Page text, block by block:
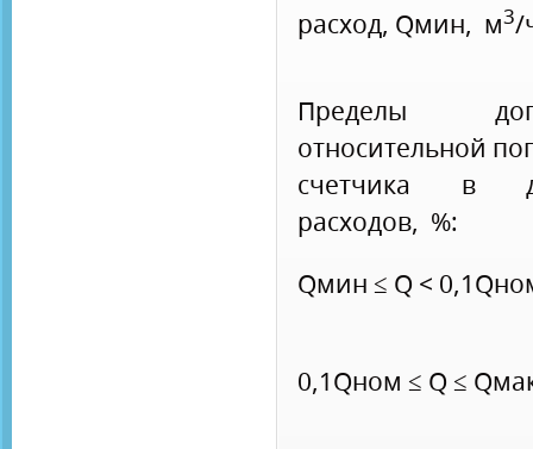
расход, Qмин, м3/
Пределы
относительной
счетчика в
расходов, %:
Qмин ≤ Q <
0,1Qном ≤ Q ≤